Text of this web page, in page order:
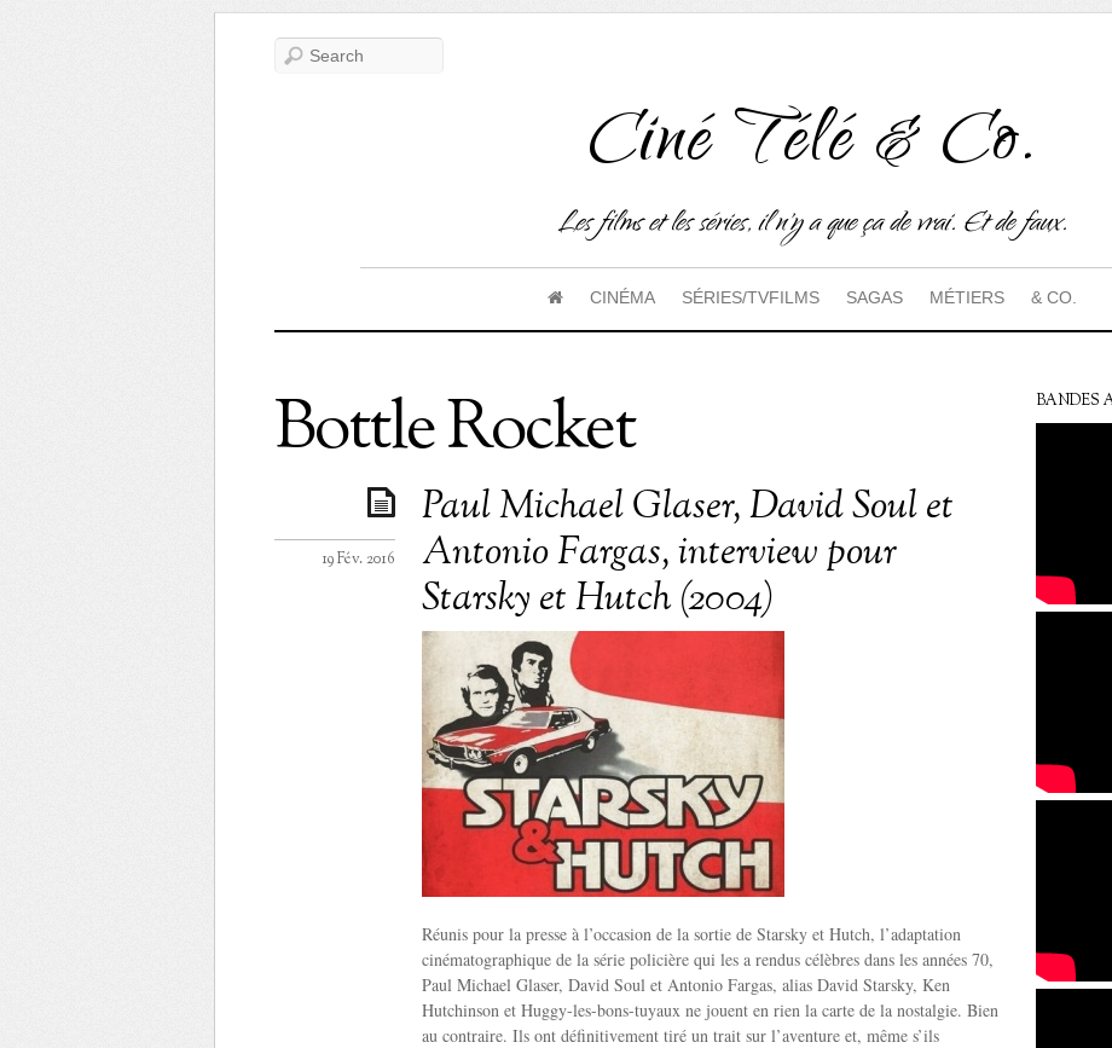
Ciné Télé & Co.
Les films et les séries, il n'y a que ça de vrai. Et de faux.
CINÉMA SÉRIES/TVFILMS SAGAS MÉTIERS & CO.
Bottle Rocket
Paul Michael Glaser, David Soul et
Antonio Fargas, interview pour
Starsky et Hutch (2004)
19 Fév. 2016
Réunis pour la presse à l’occasion de la sortie de Starsky et Hutch, l’adaptation
cinématographique de la série policière qui les a rendus célèbres dans les années 70,
Paul Michael Glaser, David Soul et Antonio Fargas, alias David Starsky, Ken
Hutchinson et Huggy-les-bons-tuyaux ne jouent en rien la carte de la nostalgie. Bien
au contraire. Ils ont définitivement tiré un trait sur l’aventure et, même s’ils
BANDES